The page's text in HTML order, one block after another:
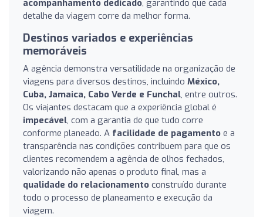
acompanhamento dedicado, garantindo que cada
detalhe da viagem corre da melhor forma.
Destinos variados e experiências
memoráveis
A agência demonstra versatilidade na organização de
viagens para diversos destinos, incluindo México,
Cuba, Jamaica, Cabo Verde e Funchal, entre outros.
Os viajantes destacam que a experiência global é
impecável, com a garantia de que tudo corre
conforme planeado. A facilidade de pagamento e a
transparência nas condições contribuem para que os
clientes recomendem a agência de olhos fechados,
valorizando não apenas o produto final, mas a
qualidade do relacionamento construído durante
todo o processo de planeamento e execução da
viagem.